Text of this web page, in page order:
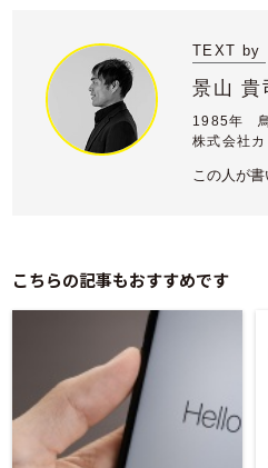
TEXT by
景山 貴
1985年 鳥
株式会社
この人が
こちらの記事もおすすめです